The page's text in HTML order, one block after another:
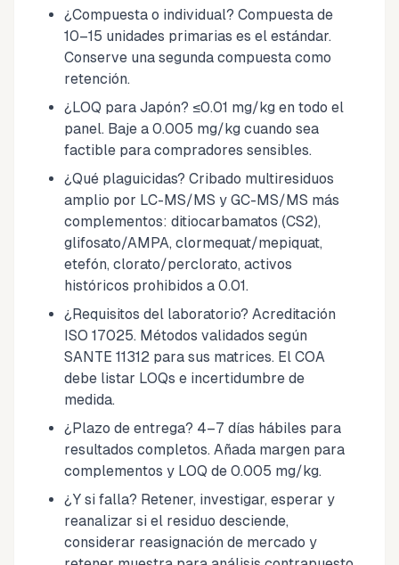
¿Compuesta o individual? Compuesta de
10–15 unidades primarias es el estándar.
Conserve una segunda compuesta como
retención.
¿LOQ para Japón? ≤0.01 mg/kg en todo el
panel. Baje a 0.005 mg/kg cuando sea
factible para compradores sensibles.
¿Qué plaguicidas? Cribado multiresiduos
amplio por LC-MS/MS y GC-MS/MS más
complementos: ditiocarbamatos (CS2),
glifosato/AMPA, clormequat/mepiquat,
etefón, clorato/perclorato, activos
históricos prohibidos a 0.01.
¿Requisitos del laboratorio? Acreditación
ISO 17025. Métodos validados según
SANTE 11312 para sus matrices. El COA
debe listar LOQs e incertidumbre de
medida.
¿Plazo de entrega? 4–7 días hábiles para
resultados completos. Añada margen para
complementos y LOQ de 0.005 mg/kg.
¿Y si falla? Retener, investigar, esperar y
reanalizar si el residuo desciende,
considerar reasignación de mercado y